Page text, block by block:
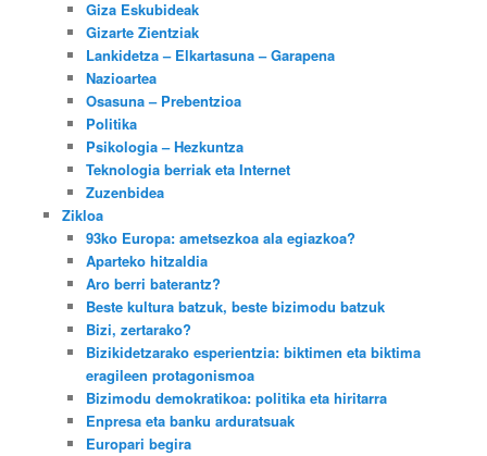
Giza Eskubideak
Gizarte Zientziak
Lankidetza – Elkartasuna – Garapena
Nazioartea
Osasuna – Prebentzioa
Politika
Psikologia – Hezkuntza
Teknologia berriak eta Internet
Zuzenbidea
Zikloa
93ko Europa: ametsezkoa ala egiazkoa?
Aparteko hitzaldia
Aro berri baterantz?
Beste kultura batzuk, beste bizimodu batzuk
Bizi, zertarako?
Bizikidetzarako esperientzia: biktimen eta biktima
eragileen protagonismoa
Bizimodu demokratikoa: politika eta hiritarra
Enpresa eta banku arduratsuak
Europari begira